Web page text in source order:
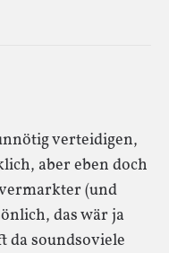
verteidigen,
aber eben doch
(und
das wär ja
da soundsoviele